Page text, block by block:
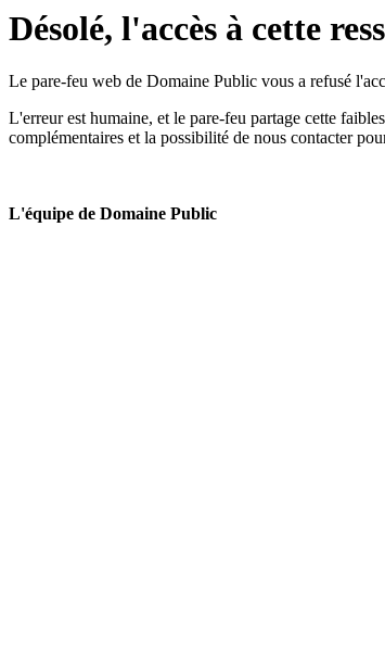
Désolé, l'accès à cette
Le pare-feu web de Domaine Public vous a refusé
L'erreur est humaine, et le pare-feu partage cette
complémentaires et la possibilité de nous contacter
L'équipe de Domaine Public